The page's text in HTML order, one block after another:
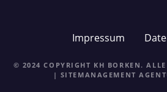
Impressum
© 2024 COPYRIGHT KH BORKEN. ALLE
| SITEMANAGEMENT